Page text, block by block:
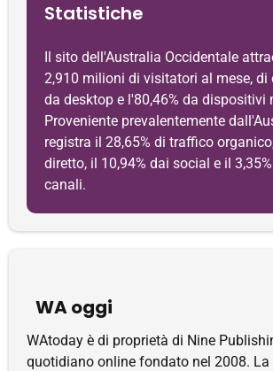
Statistiche
Il sito dell'Australia Occidentale
2,910 milioni di visitatori al mese, di
da desktop e l'80,46% da dispositivi
Proveniente prevalentemente
registra il 28,65% di traffico
diretto, il 10,94% dai social e il
canali.
WA oggi
WAtoday è di proprietà di Nine
quotidiano online fondato nel 2008. La